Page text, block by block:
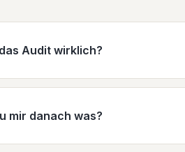
Audit wirklich?
mir danach was?